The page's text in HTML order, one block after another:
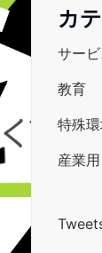
カ
サー
教育
特殊
産業